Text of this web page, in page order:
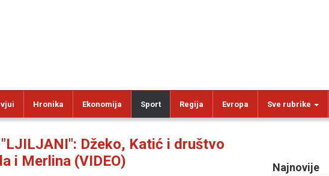
Hronika Ekonomija Sport Regija Evropa Sve rubrike
"LJILJANI": Džeko, Katić i društvo
i Merlina (VIDEO)
Najnovije